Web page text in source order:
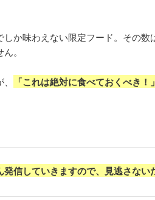
か味わえない限定フード。その数
。
「これは絶対に食べておくべき！
信していきますので、見逃さない